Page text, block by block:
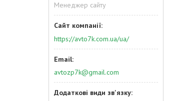
Менеджер сайту
https://avto7k.com.ua/ua/
avtozp7k@gmail.com